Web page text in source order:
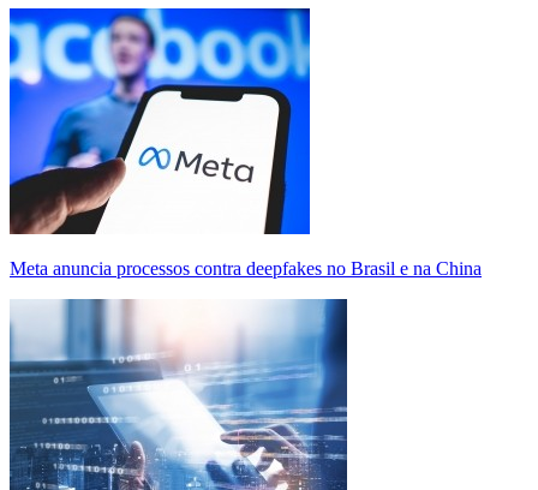
Meta anuncia processos contra deepfakes no Brasil e na China